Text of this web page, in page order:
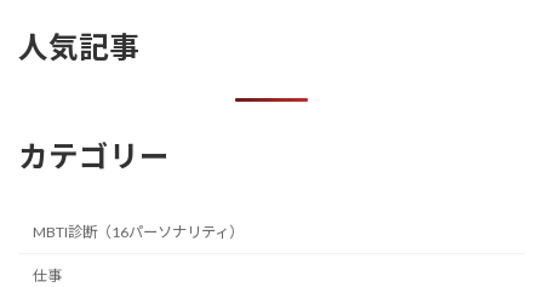
人気記事
カテゴリー
MBTI診断（16パーソナリティ）
仕事